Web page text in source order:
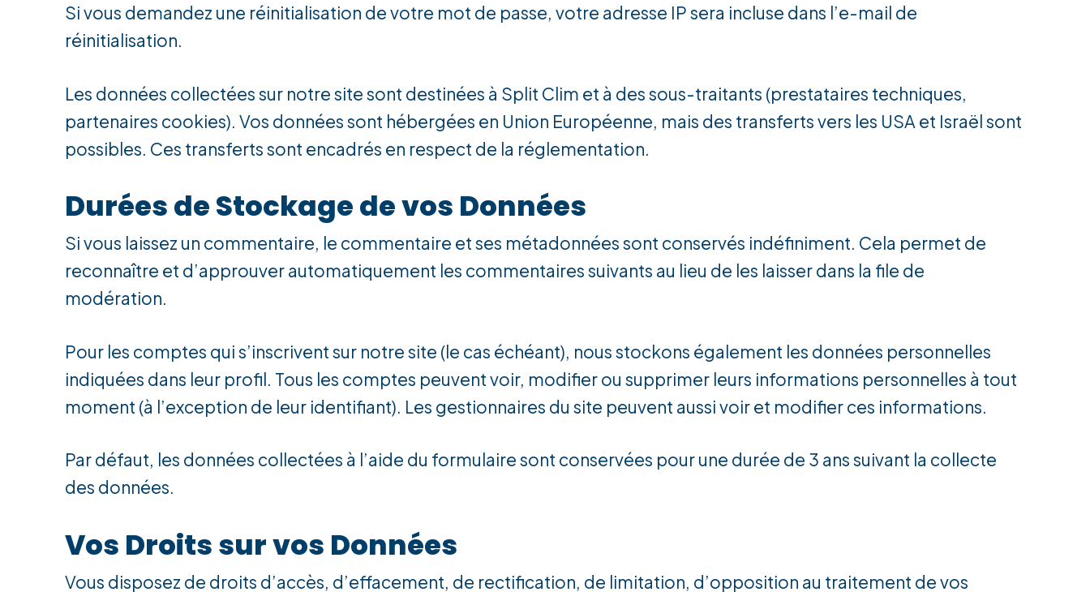
Si vous demandez une réinitialisation de votre mot de passe, votre adresse IP sera incluse dans l’e-mail de
réinitialisation.
Les données collectées sur notre site sont destinées à Split Clim et à des sous-traitants (prestataires techniques,
partenaires cookies). Vos données sont hébergées en Union Européenne, mais des transferts vers les USA et Israël sont
possibles. Ces transferts sont encadrés en respect de la réglementation.
Durées de Stockage de vos Données
Si vous laissez un commentaire, le commentaire et ses métadonnées sont conservés indéfiniment. Cela permet de
reconnaître et d’approuver automatiquement les commentaires suivants au lieu de les laisser dans la file de
modération.
Pour les comptes qui s’inscrivent sur notre site (le cas échéant), nous stockons également les données personnelles
indiquées dans leur profil. Tous les comptes peuvent voir, modifier ou supprimer leurs informations personnelles à tout
moment (à l’exception de leur identifiant). Les gestionnaires du site peuvent aussi voir et modifier ces informations.
Par défaut, les données collectées à l’aide du formulaire sont conservées pour une durée de 3 ans suivant la collecte
des données.
Vos Droits sur vos Données
Vous disposez de droits d’accès, d’effacement, de rectification, de limitation, d’opposition au traitement de vos